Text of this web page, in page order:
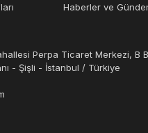
Haberler ve
Perpa Ticaret Merkezi, B
- Şişli - İstanbul / Türkiye